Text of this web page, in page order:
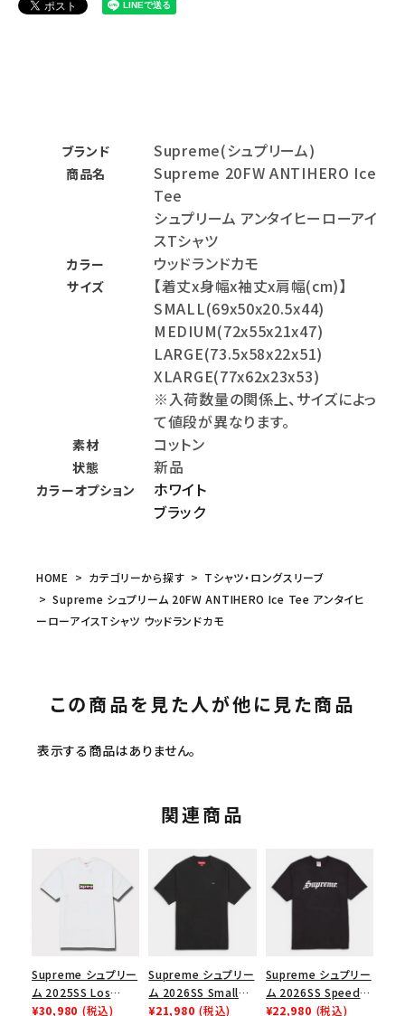
ブランド Supreme(シュプリーム)
商品名
Supreme 20FW ANTIHERO Ice
Tee
シュプリーム アンタイヒーローアイ
スTシャツ
カラー ウッドランドカモ
サイズ
【着丈x身幅x袖丈x肩幅(cm)】
SMALL(69x50x20.5x44)
MEDIUM(72x55x21x47)
LARGE(73.5x58x22x51)
XLARGE(77x62x23x53)
※入荷数量の関係上、サイズによっ
て値段が異なります。
素材 コットン
状態 新品
カラーオプション
ホワイト
ブラック
HOME カテゴリーから探す
Tシャツ・ロングスリーブ
Supreme シュプリーム 20FW ANTIHERO Ice Tee アンタイヒ
ーローアイスTシャツ ウッドランドカモ
この商品を見た人が他に見た商品
表示する商品はありません。
関連商品
Supreme シュプリー
ム 2025SS Los
Angeles Fire Relief
¥30,980 (税込)
Supreme シュプリー
ム 2026SS Small
Box Tee スモールボ
¥21,980 (税込)
Supreme シュプリー
ム 2026SS Speed
Tee スピードTシャツ
¥22,980 (税込)